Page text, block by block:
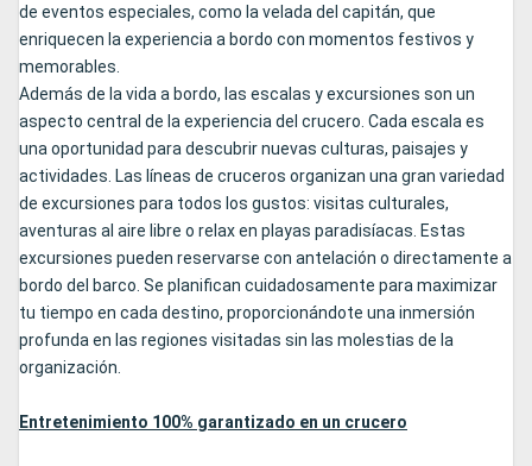
de eventos especiales, como la velada del capitán, que
enriquecen la experiencia a bordo con momentos festivos y
memorables.
Además de la vida a bordo, las escalas y excursiones son un
aspecto central de la experiencia del crucero. Cada escala es
una oportunidad para descubrir nuevas culturas, paisajes y
actividades. Las líneas de cruceros organizan una gran variedad
de excursiones para todos los gustos: visitas culturales,
aventuras al aire libre o relax en playas paradisíacas. Estas
excursiones pueden reservarse con antelación o directamente a
bordo del barco. Se planifican cuidadosamente para maximizar
tu tiempo en cada destino, proporcionándote una inmersión
profunda en las regiones visitadas sin las molestias de la
organización.
Entretenimiento 100% garantizado en un crucero